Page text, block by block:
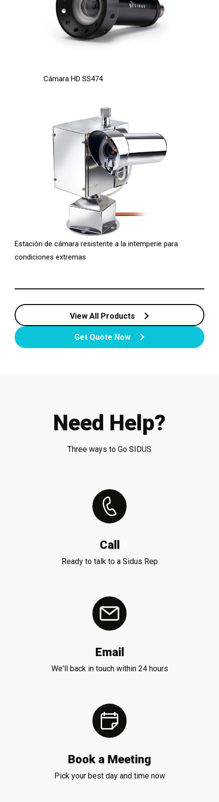
Cámara HD SS474
Estación de cámara resistente a la intemperie para
condiciones extremas
View All Products
Get Quote Now
Need Help?
Three ways to Go SIDUS
Call
Ready to talk to a Sidus Rep
Email
We'll back in touch within 24 hours
Book a Meeting
Pick your best day and time now